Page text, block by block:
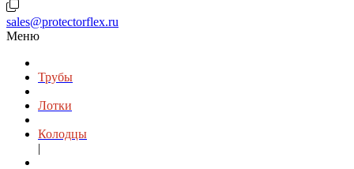
sales@protectorflex.ru
Меню
Трубы
Лотки
Колодцы
|